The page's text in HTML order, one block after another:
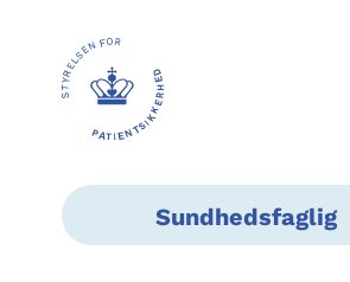
Sundhedsfaglig